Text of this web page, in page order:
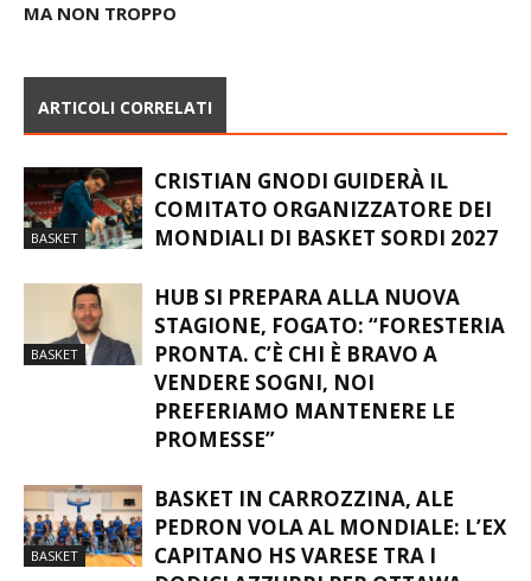
BASKET
CRISTIAN GNODI GUIDERÀ IL
COMITATO ORGANIZZATORE DEI
MONDIALI DI BASKET SORDI 2027
BASKET
HUB SI PREPARA ALLA NUOVA
PRONTA. C’È CHI È BRAVO A
VENDERE SOGNI, NOI
PREFERIAMO MANTENERE LE
PROMESSE”
BASKET
BASKET IN CARROZZINA, ALE
CAPITANO HS VARESE TRA I
DODICI AZZURRI PER OTTAWA